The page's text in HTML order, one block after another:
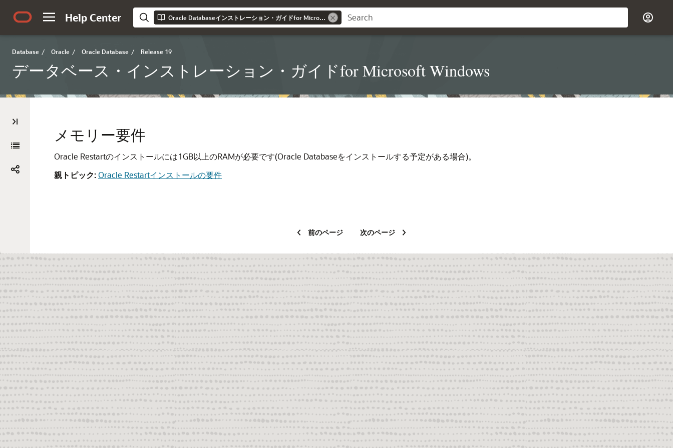
Help Center Oracle Databaseインストレーション・ガイドfor Microsoft Windows
Database / Oracle / Oracle Database / Release 19
データベース・インストレーション・ガイドfor Microsoft Windows
メモリー要件
Oracle Restartのインストールには1GB以上のRAMが必要です(Oracle Databaseをインストールする予定がある場合)。
親トピック:Oracle Restartインストールの要件
前のページ 次のページ